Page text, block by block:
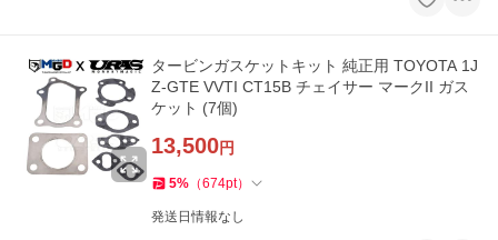
タービンガスケットキット 純正用 TOYOTA 1J
Z-GTE VVTI CT15B チェイサー マークII ガス
ケット (7個)
13,500円
5% （674pt）
発送日情報なし